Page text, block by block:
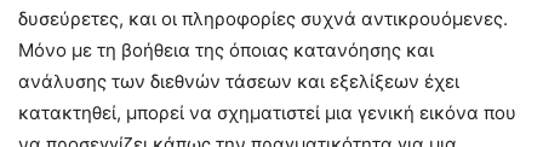
δυσεύρετες, και οι πληροφορίες συχνά αντικρουόμενες.
Μόνο με τη βοήθεια της όποιας κατανόησης και
ανάλυσης των διεθνών τάσεων και εξελίξεων έχει
κατακτηθεί, μπορεί να σχηματιστεί μια γενική εικόνα που